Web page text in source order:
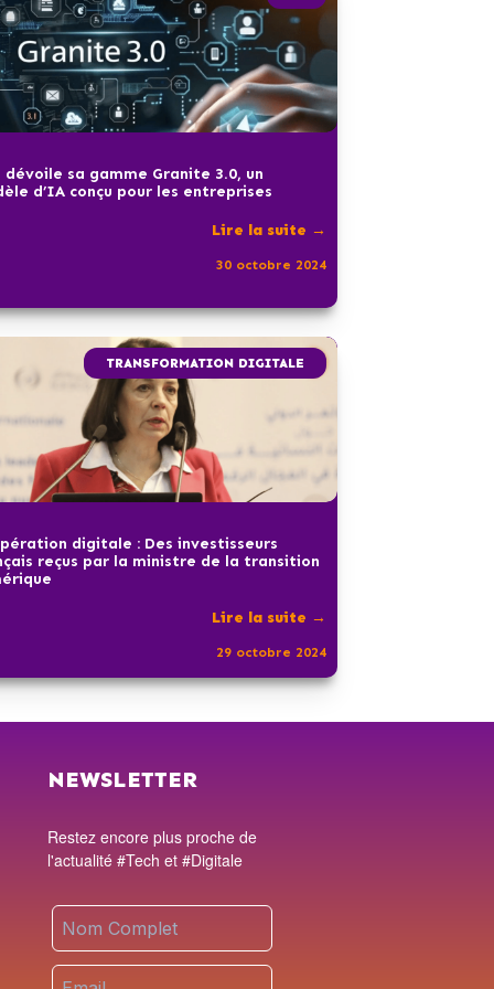
dévoile sa gamme Granite 3.0, un
d’IA conçu pour les entreprises
Lire la suite →
30 octobre 2024
TRANSFORMATION DIGITALE
digitale : Des investisseurs
reçus par la ministre de la transition
Lire la suite →
29 octobre 2024
NEWSLETTER
Restez encore plus proche de
l'actualité #Tech et #Digitale